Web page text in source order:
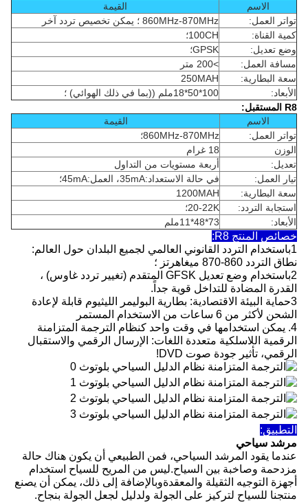
الاسم
القيمة
تواتر العمل:
860MHz-870MHz ؛ يمكن تخصيص تردد آخر
كمية القناة:
100CH؛
وضع تعديل:
GPSK؛
مسافة العمل:
>200 متر
سعة البطارية:
250MAH
الأبعاد:
100*50*18ملم ((بما في ذلك الهوائي) ؛
R8 المستقبل:
الاسم
القيمة
تواتر العمل:
860MHz-870MHz؛
الوزن
18 غرام
تعديل:
أربعة مستويات من التداول
تيار العمل:
في حالة الاستعداد:35mA، العمل:45mA؛
سعة البطارية:
1200MAH
استجابة التردد:
20-22K؛
الأبعاد:
73*48*11ملم
خصائص المنتج R8:
1باستخدام التردد القانوني العالمي لجميع البلدان حول العالم:
نطاق التردد 860-870 ميغاهرتز ؛
2باستخدام وضع تعديل GFSK المتقدم (تغيير تردد غاوس) ،
القدرة المضادة للتداخل قوية جداً.
3حماية البيئة الاقتصادية: بطارية البوليمر الليثيوم قابلة لإعادة
الشحن لأكثر من 6 ساعات من الاستخدام المستمر
4. يمكن استخدامها في وقت واحد كنظام الترجمة المتزامنة
الرقمية اللاسلكية متعددة اللغات: الإرسال الرقمي والاستقبال
الرقمي، تأثير جودة صوت DVD!
التطبيق:
مرشد سياحي
عندما يقود المرشد السياحي، فمن الطبيعي أن يكون هناك حالة
مزدحمة وصاخبة بين السياح.ليس من المريح للسياح استخدام
أجهزة التوجيه الثقيلة والمعقدةوبالإضافة إلى ذلك، يمكن أن يصنع
منتجنا للسياح لتركيز على الجولة ولدليل لجعل الجولة بنجاح.